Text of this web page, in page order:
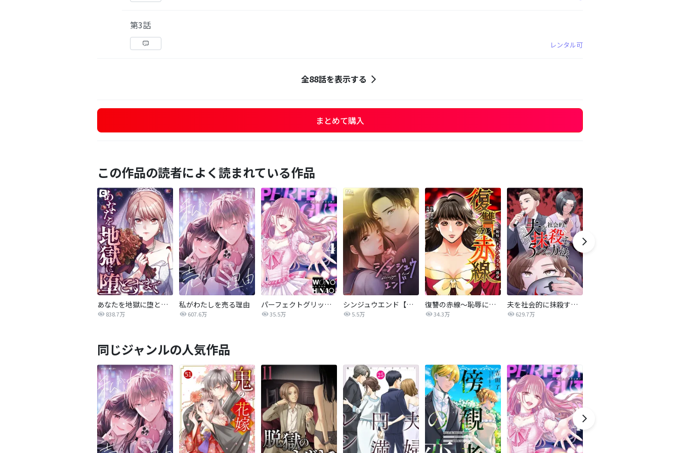
第3話
レンタル可
全88話を表示する
まとめて購入
この作品の読者によく読まれている作品
あなたを地獄に堕とすまで
838.7万
私がわたしを売る理由
607.6万
パーフェクトグリッター
35.5万
シンジュウエンド【タテヨミ】
5.5万
復讐の赤線～恥辱にまみれた少女の運命～【タテヨミ】
34.3万
夫を社会的に抹殺する5つの方法
629.7万
同じジャンルの人気作品